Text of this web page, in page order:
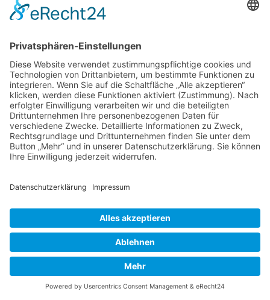
Durch Klicken des „Thema als neu markieren“-
Thema wieder ganz nach oben auf die erste
Seite des Forums holen. Wenn du den
entsprechenden Link nicht siehst, dann ist die
Funktion möglicherweise deaktiviert oder seit
der letzten Markierung ist nicht genügend Zeit
vergangen. Es ist auch möglich, das Thema
nach oben zu holen, indem du einfach eine
Antwort darauf schreibst. Stelle jedoch sicher,
dass du die Regeln dieses Boards beachtest! Es
wird meist nicht gerne gesehen, wenn ohne
Themen geantwortet wird.
Nach oben
Textforma
und
Thementy